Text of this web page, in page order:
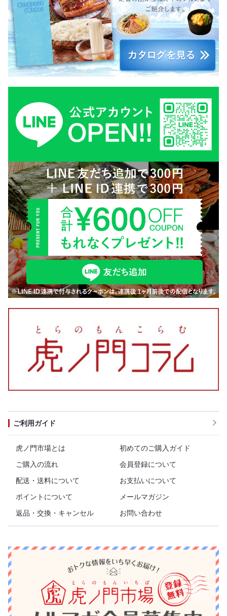
ご利用ガイド
虎ノ門市場とは
初めてのご購入ガイド
ご購入の流れ
会員登録について
配送・送料について
お支払いについて
ポイントについて
メールマガジン
返品・交換・キャンセル
お問い合わせ